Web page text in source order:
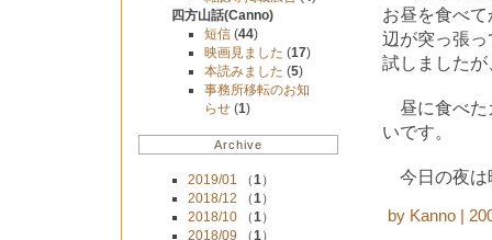
四方山話(Canno)
短信 (44)
映画見ました (17)
本読みました (5)
事務所移転のお知
らせ (1)
Archive
2019/01 （1）
2018/12 （1）
2018/10 （1）
2018/09 （1）
お昼を食べ
辺が突っ張
試しました
昼に食べた
いです。
今日の夜は
by Kanno |